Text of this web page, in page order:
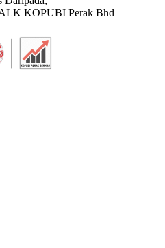
KOPUBI Perak Bhd